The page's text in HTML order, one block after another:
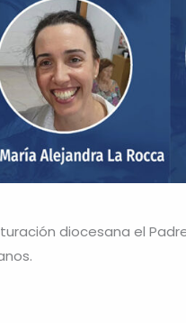
diocesana el